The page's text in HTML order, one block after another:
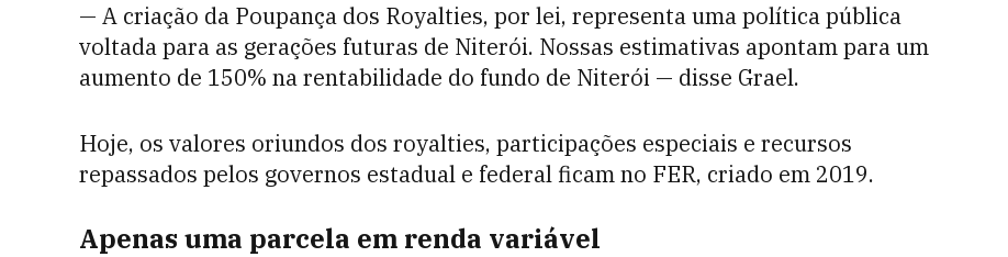
— A criação da Poupança dos Royalties, por lei, representa uma política pública
voltada para as gerações futuras de Niterói. Nossas estimativas apontam para um
aumento de 150% na rentabilidade do fundo de Niterói — disse Grael.
Hoje, os valores oriundos dos royalties, participações especiais e recursos
repassados pelos governos estadual e federal ficam no FER, criado em 2019.
Apenas uma parcela em renda variável